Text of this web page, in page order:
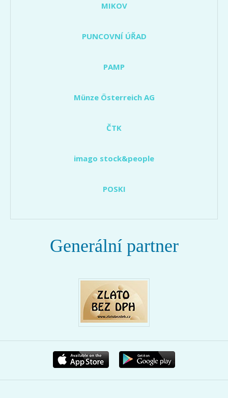
MIKOV
PUNCOVNÍ ÚŘAD
PAMP
Münze Österreich AG
ČTK
imago stock&people
POSKI
Generální partner